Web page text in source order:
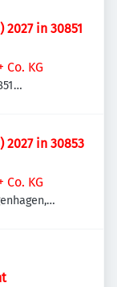
in 30851
KG
in 30853
KG